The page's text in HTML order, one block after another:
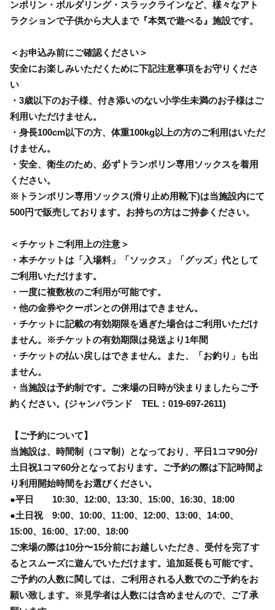
ンポリン・ボルダリング・スラックラインなど、様々なアト
ラクションで子供から大人まで『本気で遊べる』施設です。
＜お申込み前にご確認ください＞
安全にお楽しみいただくために下記注意事項をお守りくださ
い
・3歳以下のお子様、付き添いのない小学生未満のお子様はご
利用いただけません。
・身長100cm以下の方、体重100kg以上の方のご利用はいただ
けません。
・安全、衛生のため、必ずトランポリン専用ソックスを着用
ください。
※トランポリン専用ソックス(滑り止め用靴下)は当施設内にて
500円で販売しております。お持ちの方はご持参ください。
＜チケットご利用上の注意＞
・本チケットは「入場料」「ソックス」「グッズ」代として
ご利用いただけます。
・一度に複数枚のご利用が可能です。
・他の金券やクーポンとの併用はできません。
・チケットに記載の有効期限を過ぎた場合はご利用いただけ
ません。※チケットの有効期限は発送より1年間
・チケットの払い戻しはできません。また、「お釣り」も出
ません。
・当施設は予約制です。ご来場の日時が決まりましたらご予
約ください。(ジャンパランド TEL：019-697-2611)
【ご予約について】
当施設は、時間制（コマ制）となっており、平日1コマ90分/
土日祝1コマ60分となっております。ご予約の際は下記時間よ
り利用開始時間をお選びください。
●平日 10:30、12:00、13:30、15:00、16:30、18:00
●土日祝 9:00、10:00、11:00、12:00、13:00、14:00、
15:00、16:00、17:00、18:00
ご来場の際は10分〜15分前にお越しいただき、受付を完了す
るとスムーズに遊んでいただけます。追加延長も可能です。
ご予約の人数に関しては、ご利用される人数でのご予約をお
願い致します。※見学者は人数には含めませんので、ご了承